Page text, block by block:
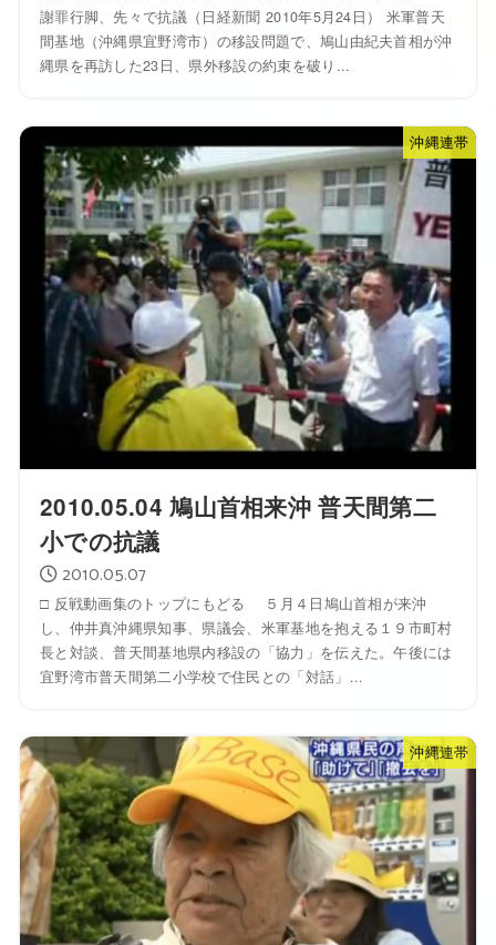
謝罪行脚、先々で抗議（日経新聞 2010年5月24日） 米軍普天
間基地（沖縄県宜野湾市）の移設問題で、鳩山由紀夫首相が沖
縄県を再訪した23日、県外移設の約束を破り...
沖縄連帯
2010.05.04 鳩山首相来沖 普天間第二
小での抗議
2010.05.07
□ 反戦動画集のトップにもどる ５月４日鳩山首相が来沖
し、仲井真沖縄県知事、県議会、米軍基地を抱える１９市町村
長と対談、普天間基地県内移設の「協力」を伝えた。午後には
宜野湾市普天間第二小学校で住民との「対話」...
沖縄連帯